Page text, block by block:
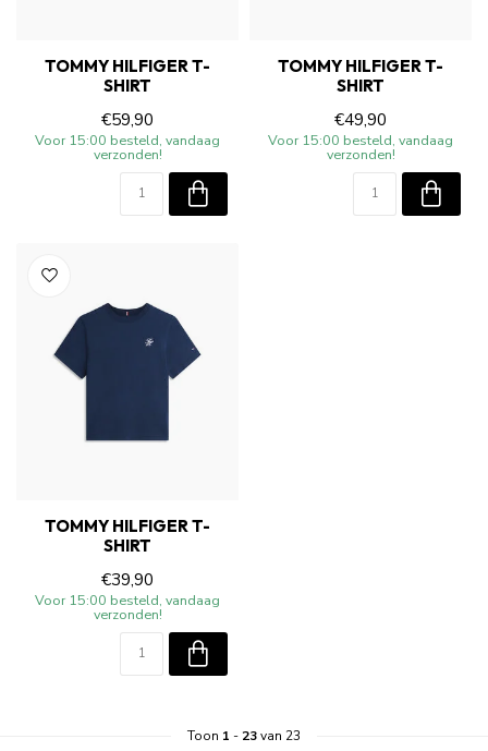
TOMMY HILFIGER T-
SHIRT
€59,90
Voor 15:00 besteld, vandaag
verzonden!
TOMMY HILFIGER T-
SHIRT
€49,90
Voor 15:00 besteld, vandaag
verzonden!
TOMMY HILFIGER T-
SHIRT
€39,90
Voor 15:00 besteld, vandaag
verzonden!
Toon 1 - 23van 23